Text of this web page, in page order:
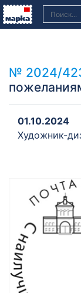
№ 2024/
01.10.2024
Художник-